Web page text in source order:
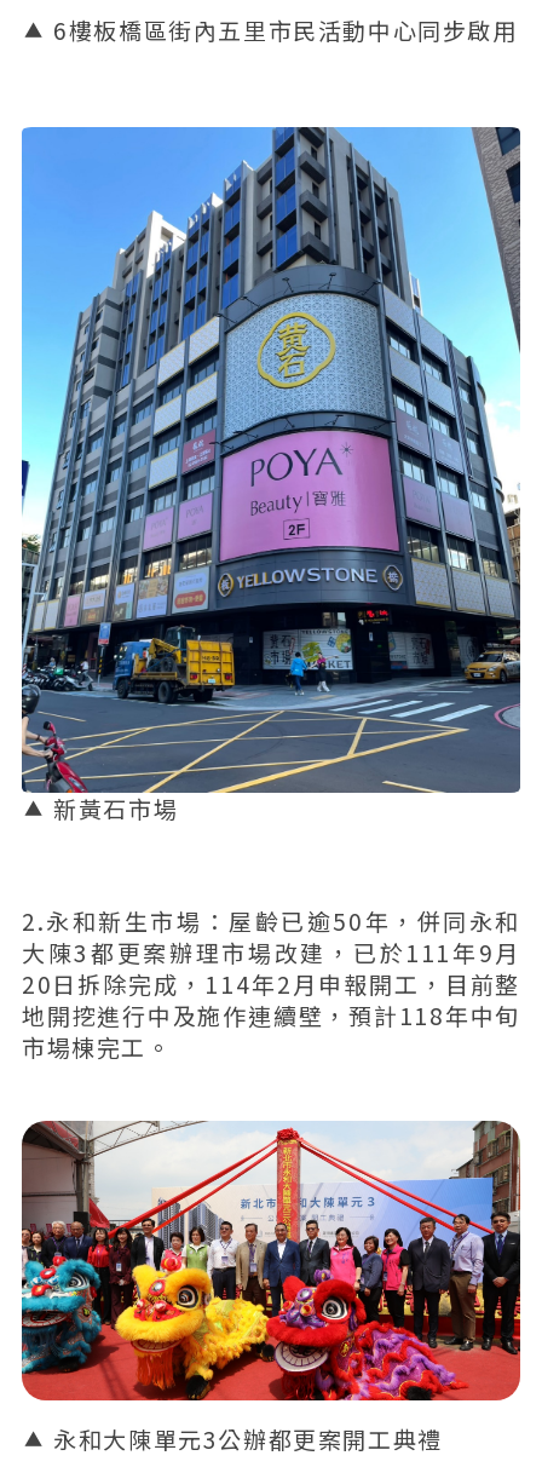
6樓板橋區街內五里市民活動中心同步啟用
新黃石市場
2.永和新生市場：屋齡已逾50年，併同永和
大陳3都更案辦理市場改建，已於111年9月
20日拆除完成，114年2月申報開工，目前整
地開挖進行中及施作連續壁，預計118年中旬
市場棟完工。
永和大陳單元3公辦都更案開工典禮